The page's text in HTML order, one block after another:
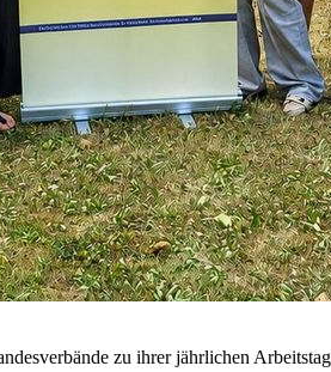
zu ihrer jährlichen